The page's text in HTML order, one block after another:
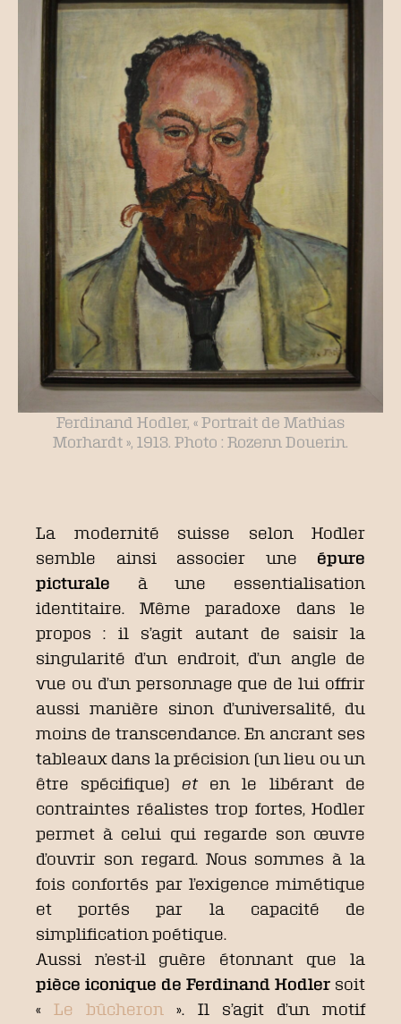
Ferdinand Hodler, « Portrait de Mathias
Morhardt », 1913. Photo : Rozenn Douerin.
La modernité suisse selon Hodler
semble ainsi associer une épure
picturale à une essentialisation
identitaire. Même paradoxe dans le
propos : il s’agit autant de saisir la
singularité d’un endroit, d’un angle de
vue ou d’un personnage que de lui offrir
aussi manière sinon d’universalité, du
moins de transcendance. En ancrant ses
tableaux dans la précision (un lieu ou un
être spécifique) et en le libérant de
contraintes réalistes trop fortes, Hodler
permet à celui qui regarde son œuvre
d’ouvrir son regard. Nous sommes à la
fois confortés par l’exigence mimétique
et portés par la capacité de
simplification poétique.
Aussi n’est-il guère étonnant que la
pièce iconique de Ferdinand Hodler soit
«Le bûcheron
». Il s’agit d’un motif